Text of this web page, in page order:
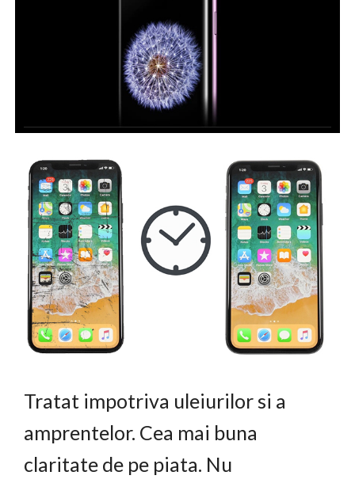
Tratat impotriva uleiurilor si a
amprentelor. Cea mai buna
claritate de pe piata. Nu